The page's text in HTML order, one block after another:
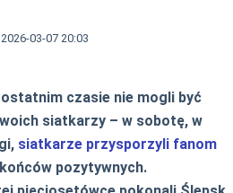
2026-03-07 20:03
czasie nie mogli być
siatkarzy – w sobotę, w
siatkarze przysporzyli fanom
pozytywnych.